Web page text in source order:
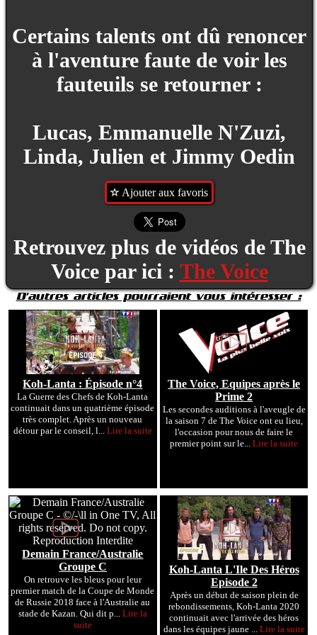
Certains talents ont dû renoncer
à l'aventure faute de voir les
fauteuils se retourner :
Lucas, Emmanuelle N'Zuzi,
Linda, Julien et Jimmy Oedin
Ajouter aux favoris
Retrouvez plus de vidéos de The
Voice par ici : The Voice
D'autres articles pourraient vous intéresser :
Koh-Lanta : Épisode n°4
La Guerre des Chefs de Koh-Lanta
continuait dans un quatrième épisode
très complet. Après un nouveau
détour par le conseil, l... Lire la suite
The Voice, Equipes après le
Prime 2
Les secondes auditions à l'aveugle de
la saison 7 de The Voice ont eu lieu,
l'occasion pour nous de faire le
premier point sur le...Lire la suite
Demain France/Australie
Groupe C
On retrouve les bleus pour leur
premier match de la Coupe de Monde
de Russie 2018 face à l'Australie au
stade de Kazan. Qui dit p... Lire la
suite
Koh-Lanta L'Ile Des Héros
Episode 2
Après un début de saison plein de
rebondissements, Koh-Lanta 2020
continuait avec l'arrivée des héros
dans les équipes jaune ... Lire la suite